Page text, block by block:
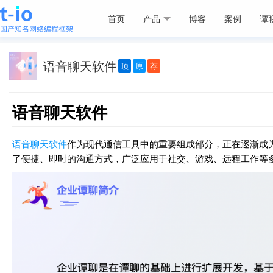
首页 产品 博客 案例 谭
语音聊天软件 顶 原 荐
语音聊天软件
语音聊天软件作为现代通信工具中的重要组成部分，正在逐渐
了便捷、即时的沟通方式，广泛应用于社交、游戏、远程工作